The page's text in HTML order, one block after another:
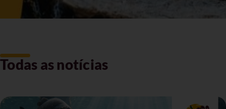
Todas as notícias